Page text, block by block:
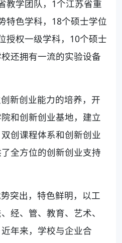
教学团队，1个江苏省重
特色学科，18个硕士学位
授权一级学科，10个硕士
还拥有一流的实验设备
新创业能力的培养，开
和创新创业基地，建立
创课程体系和创新创业
全方位的创新创业支持
突出，特色鲜明，以工
经、管、教育、艺术、
年来，学校与企业合